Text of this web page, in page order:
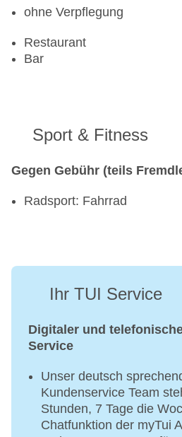
ohne Verpflegung
Restaurant
Bar
Sport & Fitness
Gegen Gebühr (teils
Radsport: Fahrrad
Ihr TUI Service
Digitaler und
Service
Unser deutsch
Kundenservice Team
Stunden, 7 Tage die
Chatfunktion der myTui